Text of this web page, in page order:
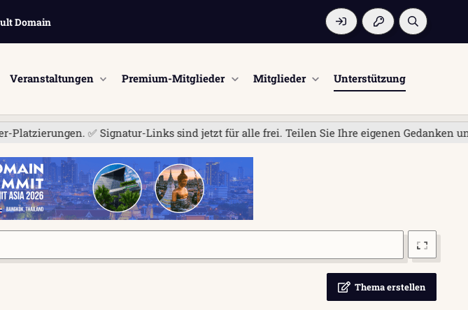
Domain
Veranstaltungen Premium-Mitglieder Mitglieder Unterstützung
✅ Signatur-Links sind jetzt für alle frei. Teilen Sie Ihre eigenen Gedanken und
Thema erstellen